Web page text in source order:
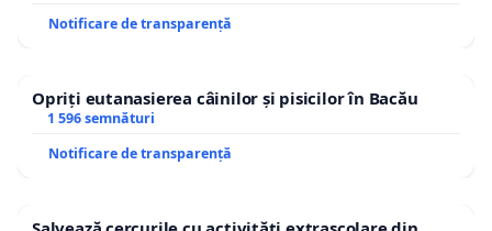
Notificare de transparență
Opriți eutanasierea câinilor și pisicilor în Bacău
1 596 semnături
Notificare de transparență